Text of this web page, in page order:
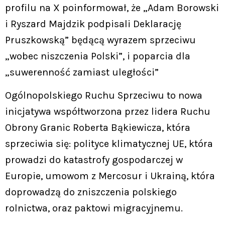
profilu na X poinformował, że „Adam Borowski
i Ryszard Majdzik podpisali Deklarację
Pruszkowską” będącą wyrazem sprzeciwu
„wobec niszczenia Polski”, i poparcia dla
„suwerenność zamiast uległości”
Ogólnopolskiego Ruchu Sprzeciwu to nowa
inicjatywa współtworzona przez lidera Ruchu
Obrony Granic Roberta Bąkiewicza, która
sprzeciwia się: polityce klimatycznej UE, która
prowadzi do katastrofy gospodarczej w
Europie, umowom z Mercosur i Ukrainą, która
doprowadzą do zniszczenia polskiego
rolnictwa, oraz paktowi migracyjnemu.